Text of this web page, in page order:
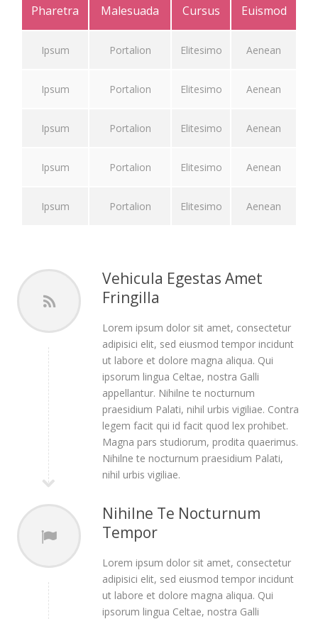
Pharetra Malesuada Cursus Euismod
Ipsum Portalion Elitesimo Aenean
Ipsum Portalion Elitesimo Aenean
Ipsum Portalion Elitesimo Aenean
Ipsum Portalion Elitesimo Aenean
Ipsum Portalion Elitesimo Aenean
Vehicula Egestas Amet
Fringilla
Lorem ipsum dolor sit amet, consectetur
adipisici elit, sed eiusmod tempor incidunt
ut labore et dolore magna aliqua. Qui
ipsorum lingua Celtae, nostra Galli
appellantur. Nihilne te nocturnum
praesidium Palati, nihil urbis vigiliae. Contra
legem facit qui id facit quod lex prohibet.
Magna pars studiorum, prodita quaerimus.
Nihilne te nocturnum praesidium Palati,
nihil urbis vigiliae.
Nihilne Te Nocturnum
Tempor
Lorem ipsum dolor sit amet, consectetur
adipisici elit, sed eiusmod tempor incidunt
ut labore et dolore magna aliqua. Qui
ipsorum lingua Celtae, nostra Galli